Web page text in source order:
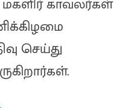
காவலர்கள்
செய்து